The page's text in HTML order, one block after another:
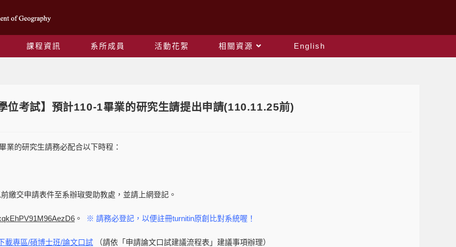
課程資訊 系所成員 活動花絮 相關資源
English
位考試】預計110-1畢業的研究生請提出申請(110.11.25前)
業的研究生請務必配合以下時程：
繳交申請表件至系辦琡雯助教處，並請上網登記。
。 ※ 請務必登記，以便註冊turnitin原創比對系統喔！
載專區/碩博士班/論文口試 （請依「申請論文口試建議流程表」建議事項辦理）